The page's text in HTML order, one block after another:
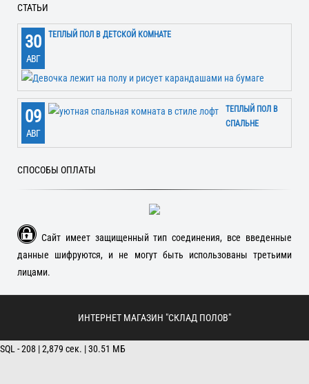
СТАТЬИ
30
АВГ
ТЕПЛЫЙ ПОЛ В ДЕТСКОЙ КОМНАТЕ
09
АВГ
ТЕПЛЫЙ ПОЛ В
СПАЛЬНЕ
СПОСОБЫ ОПЛАТЫ
Сайт имеет защищенный тип соединения, все введенные
данные шифруются, и не могут быть использованы третьими
лицами.
ИНТЕРНЕТ МАГАЗИН "СКЛАД ПОЛОВ"
SQL - 208 | 2,879 сек. | 30.51 МБ